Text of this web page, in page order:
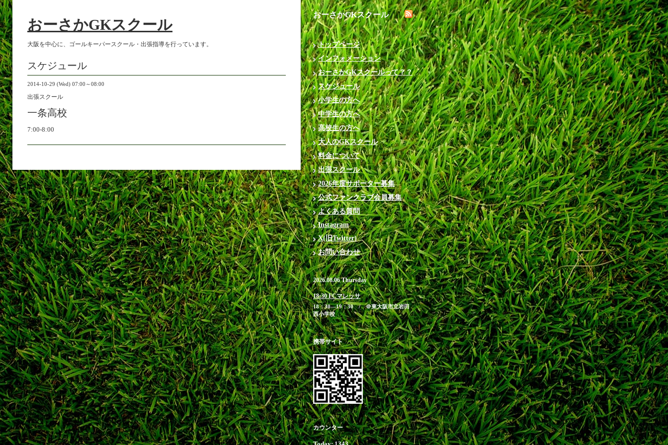
おーさかGKスクール
大阪を中心に、ゴールキーパースクール・出張指導を行っています。
スケジュール
2014-10-29 (Wed) 07:00～08:00
出張スクール
一条高校
7:00-8:00
おーさかGKスクール
トップページ
インフォメーション
おーさかGKスクールって？？
スケジュール
小学生の方へ
中学生の方へ
高校生の方へ
大人のGKスクール
料金について
出張スクール
2026年度サポーター募集
公式ファンクラブ会員募集
よくある質問
Instagram
X(旧Twitter)
お問い合わせ
2026.08.06 Thursday
18:30 FCマレッサ
18：30―19：30 / ＠東大阪市立岩田
西小学校
携帯サイト
カウンター